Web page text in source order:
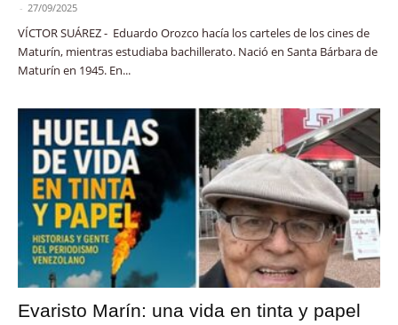
- 27/09/2025
VÍCTOR SUÁREZ - Eduardo Orozco hacía los carteles de los cines de
Maturín, mientras estudiaba bachillerato. Nació en Santa Bárbara de
Maturín en 1945. En...
Evaristo Marín: una vida en tinta y papel